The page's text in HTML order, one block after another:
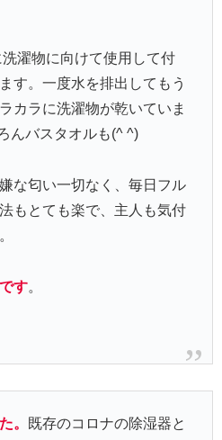
濯物に向けて使用して付
す。一度水を排出してもう
カラに洗濯物が乾いていま
んバスタオルも(^ ^)
な匂い一切なく、毎日フル
もとても楽で、主人も気付
す。
。
既存のコロナの除湿器と